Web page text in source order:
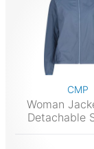
CMP
Woman
Detachable